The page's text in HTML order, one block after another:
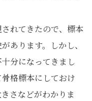
れてきたので、標本
あります。しかし、
分になってきまし
格標本にしておけ
さなどがわかりま